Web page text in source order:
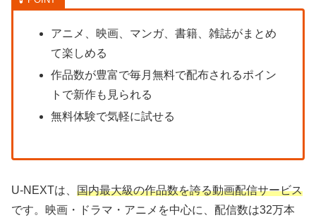
アニメ、映画、マンガ、書籍、雑誌がまとめ
て楽しめる
作品数が豊富で毎月無料で配布されるポイン
トで新作も見られる
無料体験で気軽に試せる
U-NEXTは、 国内最大級の作品数を誇る動画配信サービス
です。映画・ドラマ・アニメを中心に、配信数は32万本